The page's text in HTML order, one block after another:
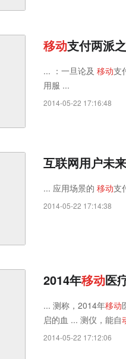
移动支付两派
... ：一旦论及 移动支
用服 ...
2014-05-22 17:16:48
互联网用户未
... 应用场景的 移动支
2014-05-22 17:14:38
2014年移动医
... 测称，2014年移动
启的血 ... 测仪，能自
2014-05-22 17:12:06